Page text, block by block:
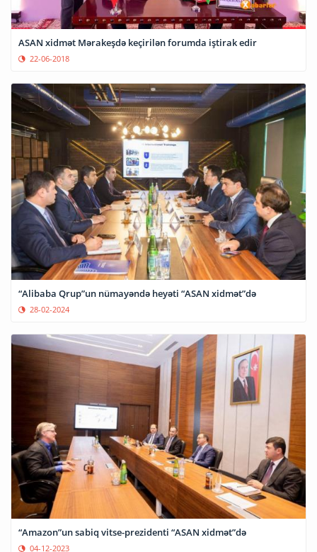
ASAN xidmət Mərakeşdə keçirilən forumda iştirak edir
22-06-2018
“Alibaba Qrup”un nümayəndə heyəti “ASAN xidmət”də
28-02-2024
“Amazon”un sabiq vitse-prezidenti “ASAN xidmət”də
04-12-2023